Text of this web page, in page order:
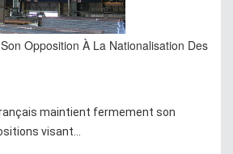
Opposition À La Nationalisation Des
maintient fermement son
visant...